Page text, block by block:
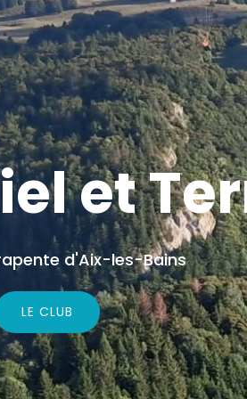
et
d'Aix-les-Bains
LE CLUB